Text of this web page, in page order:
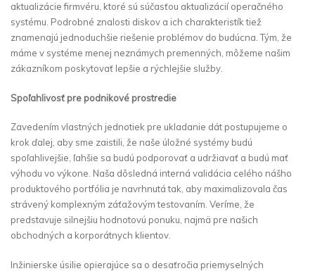
aktualizácie firmvéru, ktoré sú súčasťou aktualizácií operačného
systému. Podrobné znalosti diskov a ich charakteristík tiež
znamenajú jednoduchšie riešenie problémov do budúcna. Tým, že
máme v systéme menej neznámych premenných, môžeme našim
zákazníkom poskytovať lepšie a rýchlejšie služby.
Spoľahlivosť pre podnikové prostredie
Zavedením vlastných jednotiek pre ukladanie dát postupujeme o
krok ďalej, aby sme zaistili, že naše úložné systémy budú
spoľahlivejšie, ľahšie sa budú podporovať a udržiavať a budú mať
výhodu vo výkone. Naša dôsledná interná validácia celého nášho
produktového portfólia je navrhnutá tak, aby maximalizovala čas
strávený komplexným záťažovým testovaním. Veríme, že
predstavuje silnejšiu hodnotovú ponuku, najmä pre našich
obchodných a korporátnych klientov.
Inžinierske úsilie opierajúce sa o desaťročia priemyselných